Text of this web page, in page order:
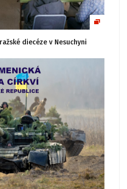
diecéze v Nesuchyni